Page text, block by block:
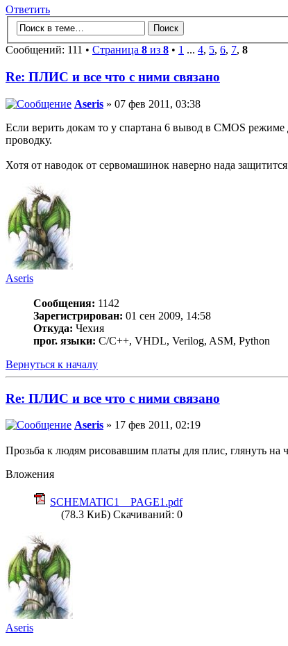
Ответить
Сообщений: 111 • Страница 8 из 8 • 1 ... 4, 5, 6, 7, 8
Re: ПЛИС и все что с ними связано
Aseris » 07 фев 2011, 03:38
Если верить докам то у спартана 6 вывод в CMOS
проводку.
Хотя от наводок от сервомашинок наверно нада
Aseris
Сообщения: 1142
Зарегистрирован: 01 сен 2009, 14:58
Откуда: Чехия
прог. языки: C/С++, VHDL, Verilog, ASM, Python
Вернуться к началу
Re: ПЛИС и все что с ними связано
Aseris » 17 фев 2011, 02:19
Прозьба к людям рисовавшим платы для плис, глянуть на
Вложения
SCHEMATIC1 _ PAGE1.pdf
(78.3 КиБ) Скачиваний: 0
Aseris